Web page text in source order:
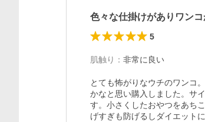
色々な仕掛けがありワンコ
5
肌触り ： 非常に良い
とても怖がりなウチのワンコ
かなと思い購入しました。サ
す。小さくしたおやつをあち
げすぎも防げるしダイエット